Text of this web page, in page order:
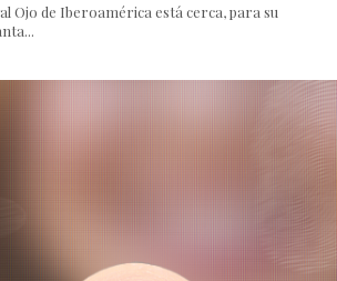
Ojo de Iberoamérica está cerca, para su